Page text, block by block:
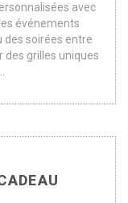
avec
événements
des soirées entre
des grilles uniques